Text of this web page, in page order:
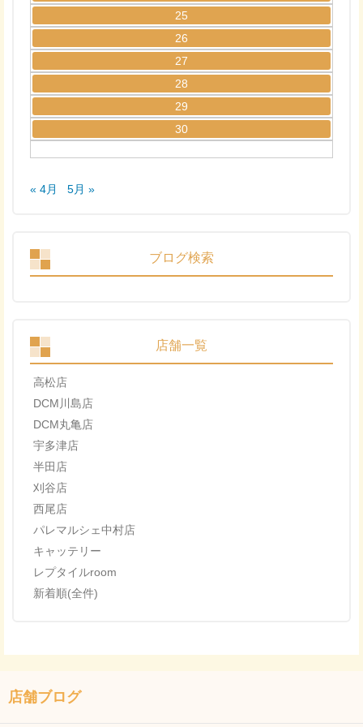
25
26
27
28
29
30
« 4月 5月 »
ブログ検索
店舗一覧
高松店
DCM川島店
DCM丸亀店
宇多津店
半田店
刈谷店
西尾店
パレマルシェ中村店
キャッテリー
レプタイルroom
新着順(全件)
店舗ブログ